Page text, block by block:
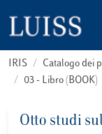
IRIS
Catalogo dei
03 - Libro (BOOK)
Otto studi